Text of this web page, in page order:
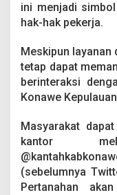
P
a
1
M
e
i
2
5
ini menjadi
hak-hak pekerja.
Meskipun
tetap dapat
berinteraksi
Konawe
Masyarakat
kantor
(sebelumnya
Pertanahan